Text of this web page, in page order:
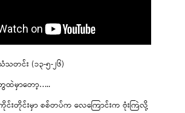
သတင်း (၁၃-၅-၂၆)
ထဲမှာတော့…..
ကိုင်းတိုင်းမှာ စစ်တပ်က လေကြောင်းက ဗုံးကြဲလို့